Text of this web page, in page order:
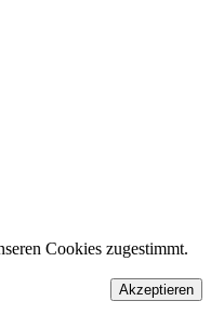
Cookies zugestimmt.
Akzeptieren